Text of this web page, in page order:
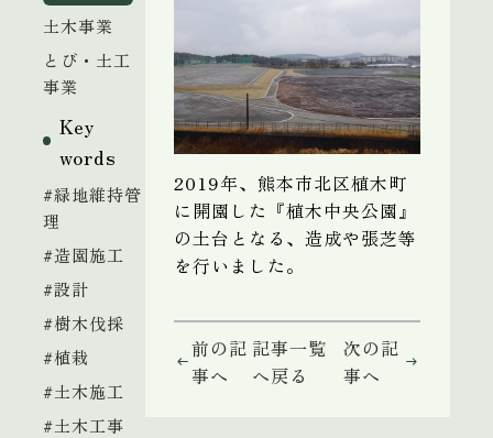
土木事業
とび・土工
事業
Key
words
#緑地維持管
理
#造園施工
#設計
#樹木伐採
#植栽
#土木施工
#土木工事
2019年、熊本市北区植木町
に開園した『植木中央公園』
の土台となる、造成や張芝等
を行いました。
前の記
事へ
記事一覧
へ戻る
次の記
事へ